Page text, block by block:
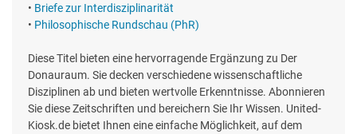
• Briefe zur Interdisziplinarität
• Philosophische Rundschau (PhR)
Diese Titel bieten eine hervorragende Ergänzung zu Der
Donauraum. Sie decken verschiedene wissenschaftliche
Disziplinen ab und bieten wertvolle Erkenntnisse. Abonnieren
Sie diese Zeitschriften und bereichern Sie Ihr Wissen. United-
Kiosk.de bietet Ihnen eine einfache Möglichkeit, auf dem